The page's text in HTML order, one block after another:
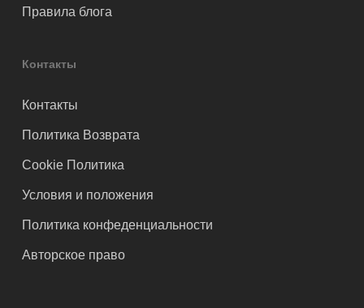
Правила блога
Контакты
Контакты
Политика Возврата
Cookie Политика
Условия и положения
Политика конфеденциальности
Авторское право